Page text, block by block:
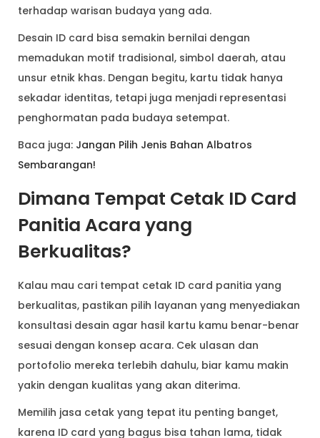
terhadap warisan budaya yang ada.
Desain ID card bisa semakin bernilai dengan
memadukan motif tradisional, simbol daerah, atau
unsur etnik khas. Dengan begitu, kartu tidak hanya
sekadar identitas, tetapi juga menjadi representasi
penghormatan pada budaya setempat.
Baca juga: Jangan Pilih Jenis Bahan Albatros
Sembarangan!
Dimana Tempat Cetak ID Card
Panitia Acara yang
Berkualitas?
Kalau mau cari tempat cetak ID card panitia yang
berkualitas, pastikan pilih layanan yang menyediakan
konsultasi desain agar hasil kartu kamu benar-benar
sesuai dengan konsep acara. Cek ulasan dan
portofolio mereka terlebih dahulu, biar kamu makin
yakin dengan kualitas yang akan diterima.
Memilih jasa cetak yang tepat itu penting banget,
karena ID card yang bagus bisa tahan lama, tidak